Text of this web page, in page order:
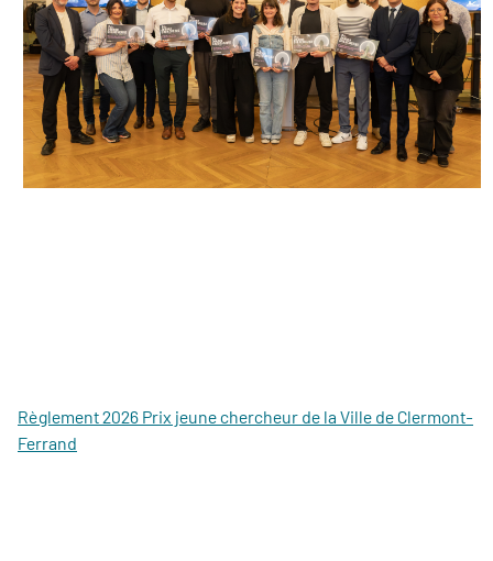
Règlement 2026 Prix jeune chercheur de la Ville de Clermont-
Ferrand